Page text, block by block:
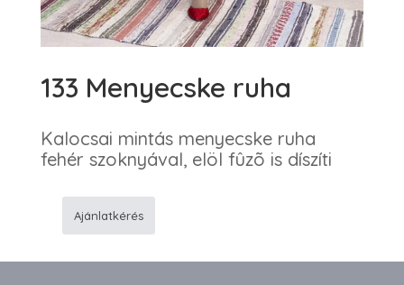
133 Menyecske ruha
Kalocsai mintás menyecske ruha
fehér szoknyával, elöl fûzõ is díszíti
ruha
Ajánlatkérés